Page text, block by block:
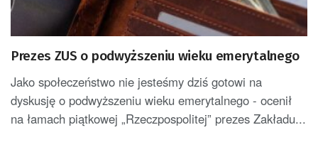
Prezes ZUS o podwyższeniu wieku emerytalnego
Jako społeczeństwo nie jesteśmy dziś gotowi na
dyskusję o podwyższeniu wieku emerytalnego - ocenił
na łamach piątkowej „Rzeczpospolitej” prezes Zakładu...